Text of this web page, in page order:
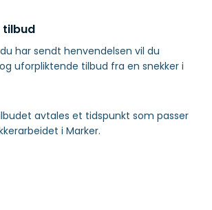
tilbud
har sendt henvendelsen vil du
uforpliktende tilbud fra en snekker i
avtales et tidspunkt som passer
i Marker.